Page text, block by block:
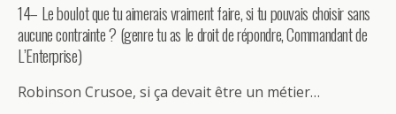
14– Le boulot que tu aimerais vraiment faire, si tu pouvais choisir sans
aucune contrainte ? (genre tu as le droit de répondre, Commandant de
L’Enterprise)
Robinson Crusoe, si ça devait être un métier…